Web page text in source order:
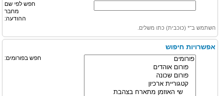
חפש לפי שם
מחבר
ההודעה:
השתמש ב־* (כוכבית) כתו משלים.
אפשרויות חיפוש
חפש בפורומים: